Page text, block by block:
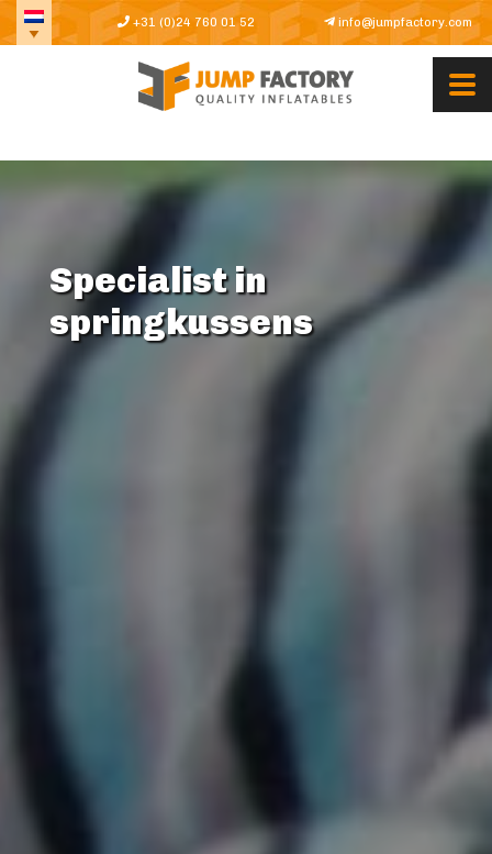
+31 (0)24 760 01 52 info@jumpfactory.com
Specialist in
springkussens